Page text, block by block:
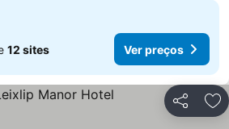
12 sites Ver preços
Partilhar